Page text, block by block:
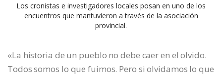
Los cronistas e investigadores locales posan en uno de los
encuentros que mantuvieron a través de la asociación
provincial.
«La historia de un pueblo no debe caer en el olvido.
Todos somos lo que fuimos. Pero si olvidamos lo que